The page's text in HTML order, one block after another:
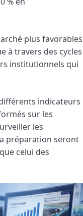
plus favorables
à travers des cycles
institutionnels qui
indicateurs
sur les
les
préparation seront
celui des